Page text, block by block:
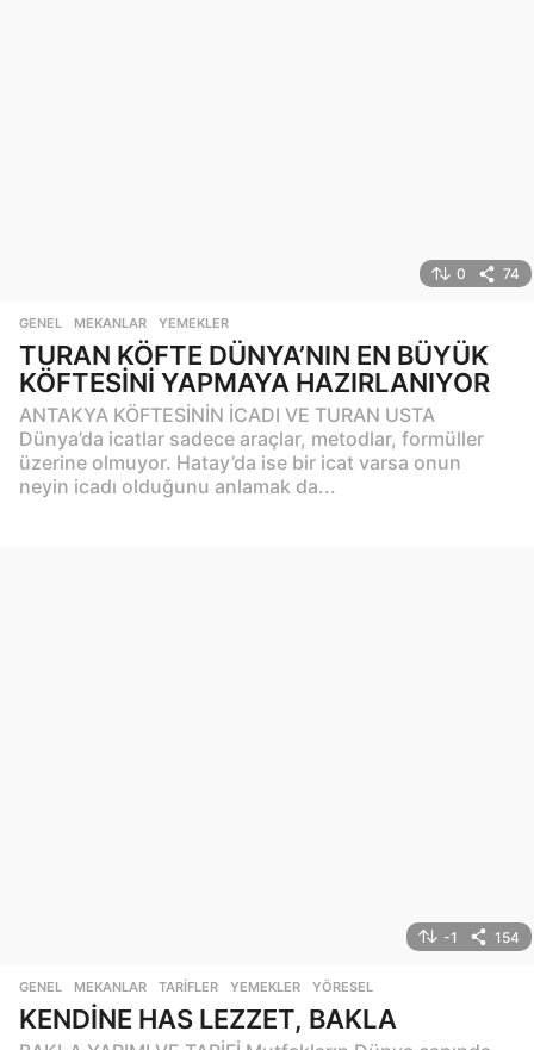
0 74
GENEL ,MEKANLAR ,YEMEKLER
TURAN KÖFTE DÜNYA’NIN EN BÜYÜK
KÖFTESİNİ YAPMAYA HAZIRLANIYOR
ANTAKYA KÖFTESİNİN İCADI VE TURAN USTA
Dünya’da icatlar sadece araçlar, metodlar, formüller
üzerine olmuyor. Hatay’da ise bir icat varsa onun
neyin icadı olduğunu anlamak da...
-1 154
GENEL ,MEKANLAR ,TARIFLER ,YEMEKLER ,YÖRESEL
KENDİNE HAS LEZZET, BAKLA